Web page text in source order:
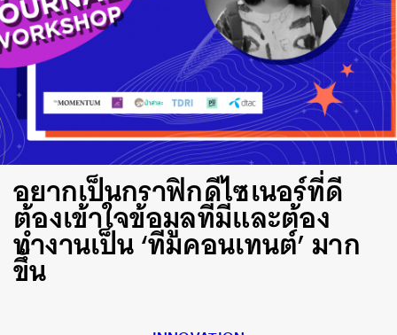
อยากเป็นกราฟิกดีไซเนอร์ที่ดี
ต้องเข้าใจข้อมูลที่มีและต้อง
ทำงานเป็น ‘ทีมคอนเทนต์’ มาก
ขึ้น